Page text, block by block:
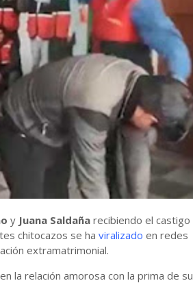
y Juana Saldaña recibiendo el castigo
chitocazos se ha viralizado en redes
extramatrimonial.
la relación amorosa con la prima de su